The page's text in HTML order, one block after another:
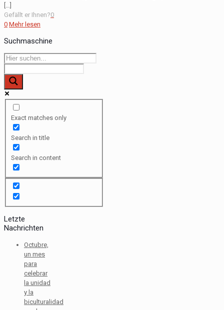
[…]
Gefällt er Ihnen?0
0 Mehr lesen
Suchmaschine
Exact matches only
Search in title
Search in content
Letzte
Nachrichten
Octubre,
un mes
para
celebrar
la unidad
y la
biculturalidad